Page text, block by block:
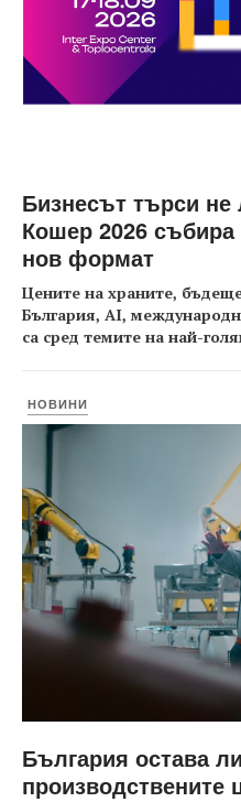
Бизнесът търси не
Кошер 2026 събира
нов формат
Цените на храните,
България, AI,
са сред темите на най-
НОВИНИ
България остава
производствените